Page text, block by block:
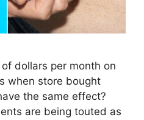
dollars per month on
when store bought
the same effect?
are being touted as